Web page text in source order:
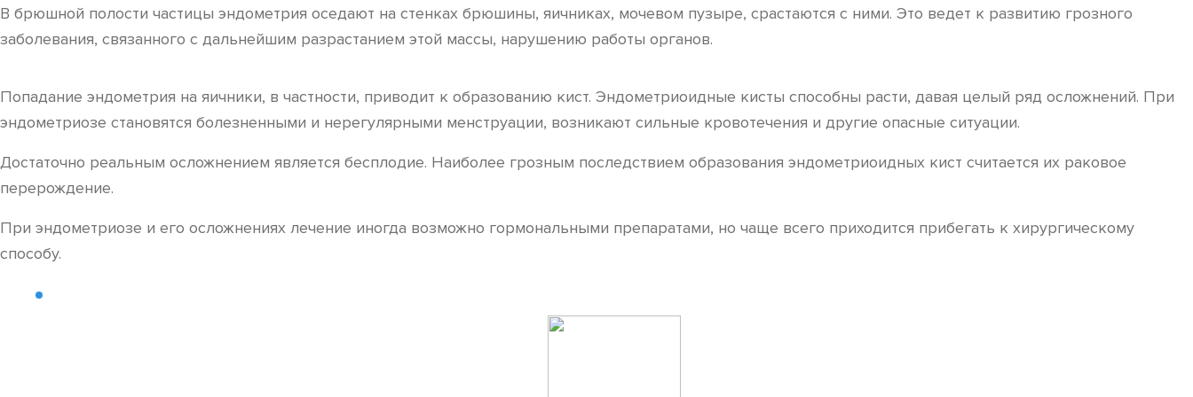
В брюшной полости частицы эндометрия оседают на стенках брюшины, яичниках, мочевом пузыре, срастаются с ними. Это ведет к развитию грозного
заболевания, связанного с дальнейшим разрастанием этой массы, нарушению работы органов.
Попадание эндометрия на яичники, в частности, приводит к образованию кист. Эндометриоидные кисты способны расти, давая целый ряд осложнений. При
эндометриозе становятся болезненными и нерегулярными менструации, возникают сильные кровотечения и другие опасные ситуации.
Достаточно реальным осложнением является бесплодие. Наиболее грозным последствием образования эндометриоидных кист считается их раковое
перерождение.
При эндометриозе и его осложнениях лечение иногда возможно гормональными препаратами, но чаще всего приходится прибегать к хирургическому
способу.